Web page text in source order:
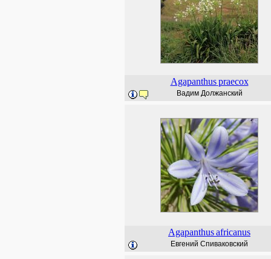
Agapanthus praecox
Вадим Должанский
Agapanthusafricanus
Евгений Спиваковский